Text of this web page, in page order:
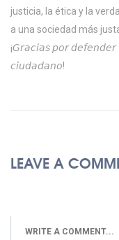
justicia, la ética y la
a una sociedad más
¡𝘎𝘳𝘢𝘤𝘪𝘢𝘴 𝘱𝘰𝘳
𝘤𝘪𝘶𝘥𝘢𝘥𝘢𝘯𝘰!
LEAVE A